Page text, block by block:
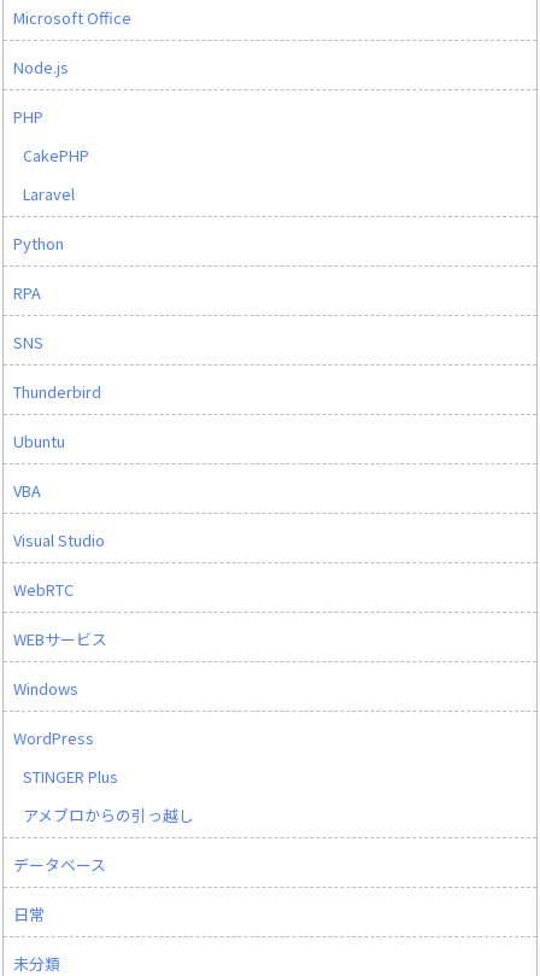
Microsoft Office
Node.js
PHP
CakePHP
Laravel
Python
RPA
SNS
Thunderbird
Ubuntu
VBA
Visual Studio
WebRTC
WEBサービス
Windows
WordPress
STINGER Plus
アメブロからの引っ越し
データベース
日常
未分類